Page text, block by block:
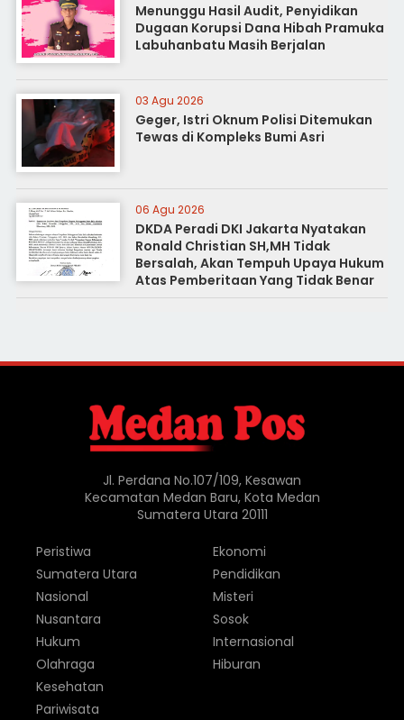
Menunggu Hasil Audit, Penyidikan
Dugaan Korupsi Dana Hibah Pramuka
Labuhanbatu Masih Berjalan
03 Agu 2026
Geger, Istri Oknum Polisi Ditemukan
Tewas di Kompleks Bumi Asri
06 Agu 2026
DKDA Peradi DKI Jakarta Nyatakan
Ronald Christian SH,MH Tidak
Bersalah, Akan Tempuh Upaya Hukum
Atas Pemberitaan Yang Tidak Benar
Jl. Perdana No.107/109, Kesawan
Kecamatan Medan Baru, Kota Medan
Sumatera Utara 20111
Peristiwa
Sumatera Utara
Nasional
Nusantara
Hukum
Olahraga
Ekonomi
Pendidikan
Misteri
Sosok
Internasional
Hiburan
Kesehatan
Pariwisata